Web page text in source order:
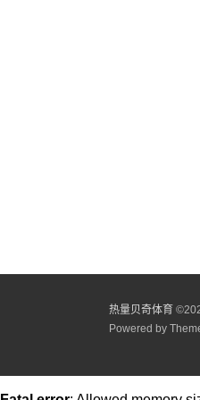
热量贝奇体育 ©
Powered by